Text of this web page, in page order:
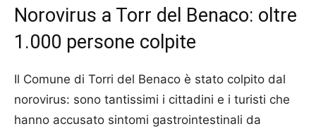
Norovirus a Torr del Benaco: oltre
1.000 persone colpite
Il Comune di Torri del Benaco è stato colpito dal
norovirus: sono tantissimi i cittadini e i turisti che
hanno accusato sintomi gastrointestinali da